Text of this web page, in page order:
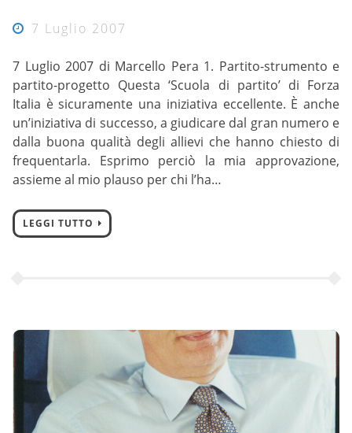
7 Luglio 2007
7 Luglio 2007 di Marcello Pera 1. Partito-strumento e
partito-progetto Questa ‘Scuola di partito’ di Forza
Italia è sicuramente una iniziativa eccellente. È anche
un’iniziativa di successo, a giudicare dal gran numero e
dalla buona qualità degli allievi che hanno chiesto di
frequentarla. Esprimo perciò la mia approvazione,
assieme al mio plauso per chi l’ha…
LEGGI TUTTO